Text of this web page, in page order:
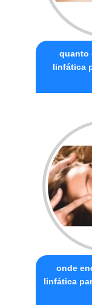
quanto
linfática
onde
linfática